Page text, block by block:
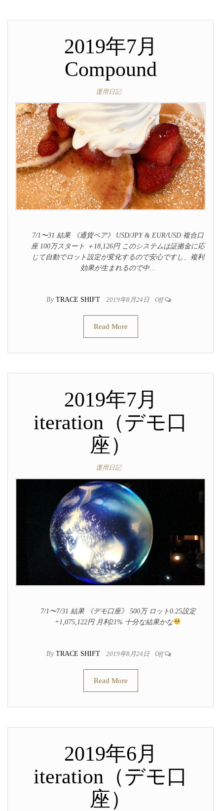
2019年7月
Compound
運用日記
7/1〜31 結果 《通貨ペア》 USD/JPY & EUR/USD 複合口
座 100万スタート ＋18,126円 このシステムは証拠金に応
じて自動でロット設定が変化するので安心ですし、複利
効果が生まれるので中…
By TRACE SHIFT 2019年8月24日 Off
Read More
2019年7月
iteration（デモ口
座）
運用日記
7/1〜7/31 結果 《デモ口座》 500万 ロット0.25設定
+1,075,122円 月利21% 十分な結果かな
By TRACE SHIFT 2019年8月24日 Off
Read More
2019年6月
iteration（デモ口
座）